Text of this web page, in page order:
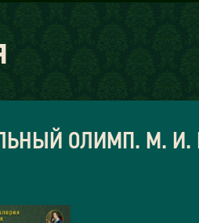
ОЛИМП. М. И.